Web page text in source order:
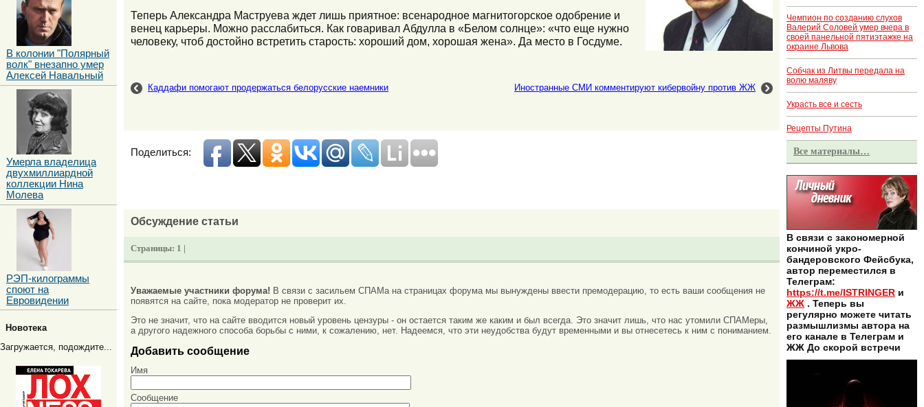
Теперь Александра Маструева ждет лишь приятное: всенародное магнитогорское одобрение и
венец карьеры. Можно расслабиться. Как говаривал Абдулла в «Белом солнце»: «что еще нужно
человеку, чтоб достойно встретить старость: хороший дом, хорошая жена». Да место в Госдуме.
Каддафи помогают продержаться белорусские наемники Иностранные СМИ комментируют кибервойну против ЖЖ
Поделиться:
Обсуждение статьи
Страницы: 1 |
Уважаемые участники форума! В связи с засильем СПАМа на страницах форума мы вынуждены ввести премодерацию, то есть ваши сообщения не
появятся на сайте, пока модератор не проверит их.
Это не значит, что на сайте вводится новый уровень цензуры - он остается таким же каким и был всегда. Это значит лишь, что нас утомили СПАМеры,
а другого надежного способа борьбы с ними, к сожалению, нет. Надеемся, что эти неудобства будут временными и вы отнесетесь к ним с пониманием.
Добавить сообщение
Имя
Сообщение
Чемпион по созданию слухов
Валерий Соловей умер вчера в
своей панельной пятиэтажке на
окраине Львова
Собчак из Литвы передала на
волю маляву
Украсть все и сесть
Рецепты Путина
Все материалы…
В связи с закономерной
кончиной укро-
бандеровского Фейсбука,
автор переместился в
Телеграм:
https://t.me/ISTRINGER и
ЖЖ . Теперь вы
регулярно можете читать
размышлизмы автора на
его канале в Телеграм и
ЖЖ До скорой встречи
В колонии "Полярный
волк" внезапно умер
Алексей Навальный
Умерла владелица
двухмиллиардной
коллекции Нина
Молева
РЭП-килограммы
споют на
Евровидении
Новотека
Загружается, подождите...